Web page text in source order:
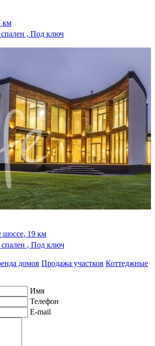
км
, Под ключ
шоссе, 19 км
спален , Под ключ
домов Продажа участков Коттеджные
Имя
Телефон
E-mail